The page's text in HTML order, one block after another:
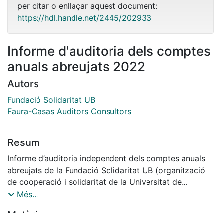
per citar o enllaçar aquest document:
https://hdl.handle.net/2445/202933
Informe d'auditoria dels comptes
anuals abreujats 2022
Autors
Fundació Solidaritat UB
Faura-Casas Auditors Consultors
Resum
Informe d’auditoria independent dels comptes anuals
abreujats de la Fundació Solidaritat UB (organització
de cooperació i solidaritat de la Universitat de
Barcelona), corresponents a l’exercici anual acabat a
Més...